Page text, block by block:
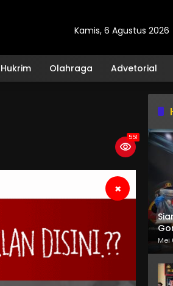
Kamis, 6 Agustus 2026
Hukrim Olahraga Advetorial
551
×
Mei